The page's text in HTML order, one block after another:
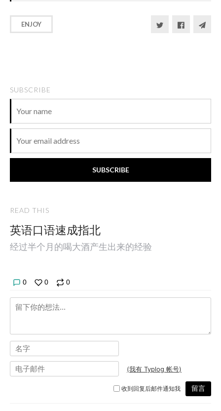
ENJOY
SUBSCRIBE
SUBSCRIBE
READ THIS
英语口语速成指北
经过半个月的喝大酒产生出来的经验